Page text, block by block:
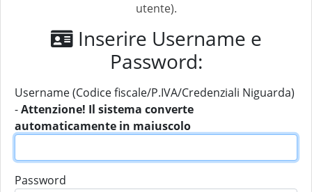
utente).
Inserire Username e
Password:
Username (Codice fiscale/P.IVA/Credenziali Niguarda)
-Attenzione! Il sistema converte
automaticamente in maiuscolo
Password